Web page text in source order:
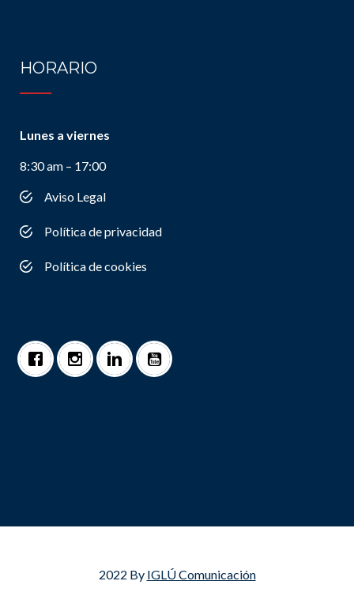
HORARIO
Lunes a viernes
8:30 am – 17:00
Aviso Legal
Política de privacidad
Política de cookies
2022 By IGLÚ Comunicación